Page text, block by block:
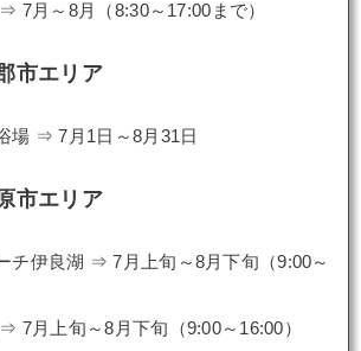
7月～8月（8:30～17:00まで）
市エリア
場 ⇒ 7月1日～8月31日
市エリア
チ伊良湖 ⇒ 7月上旬～8月下旬（9:00～
7月上旬～8月下旬（9:00～16:00）